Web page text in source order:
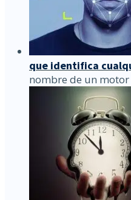
que identifica
nombre de un